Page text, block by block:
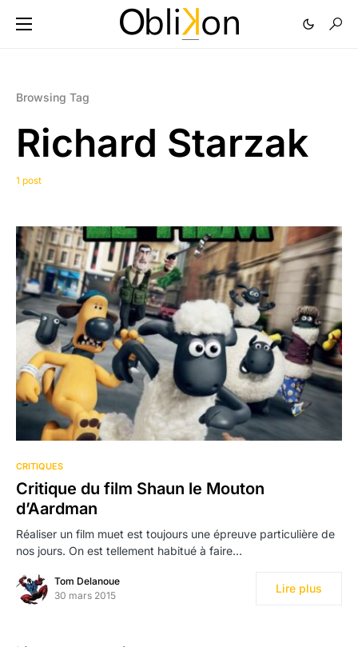
Browsing Tag
Richard Starzak
1 post
CRITIQUES
Critique du film Shaun le Mouton
d’Aardman
Réaliser un film muet est toujours une épreuve particulière de
nos jours. On est tellement habitué à faire…
Tom Delanoue
30 mars 2015
Lire plus